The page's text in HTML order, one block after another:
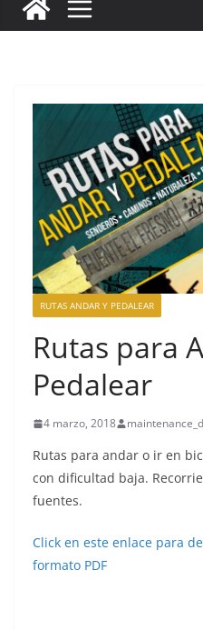
RUTAS ANDAR Y PEDALEAR
Rutas para
Pedalear
4 marzo, 2018
Rutas para andar o ir en
con dificultad baja.
fuentes.
Click en este enlace para
formato PDF